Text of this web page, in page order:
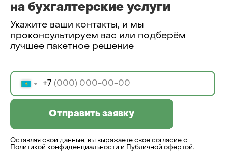
на бухгалтерские услуги
Укажите ваши контакты, и мы
проконсультируем вас или подберём
лучшее пакетное решение
+7
Отправить заявку
Оставляя свои данные, вы выражаете свое согласие с
Политикой конфиденциальности и Публичной офертой.